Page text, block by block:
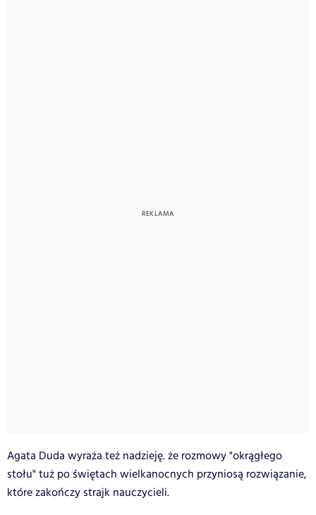
Agata Duda wyraża też nadzieję. że rozmowy "okrągłego
stołu" tuż po świętach wielkanocnych przyniosą rozwiązanie,
które zakończy strajk nauczycieli.